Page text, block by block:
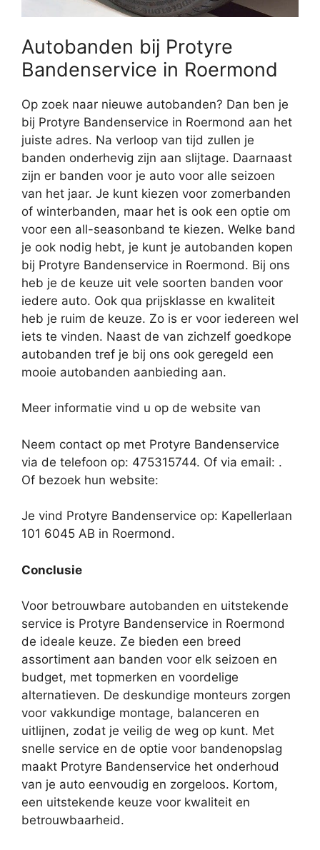
Autobanden bij Protyre
Bandenservice in Roermond
Op zoek naar nieuwe autobanden? Dan ben je
bij Protyre Bandenservice in Roermond aan het
juiste adres. Na verloop van tijd zullen je
banden onderhevig zijn aan slijtage. Daarnaast
zijn er banden voor je auto voor alle seizoen
van het jaar. Je kunt kiezen voor zomerbanden
of winterbanden, maar het is ook een optie om
voor een all-seasonband te kiezen. Welke band
je ook nodig hebt, je kunt je autobanden kopen
bij Protyre Bandenservice in Roermond. Bij ons
heb je de keuze uit vele soorten banden voor
iedere auto. Ook qua prijsklasse en kwaliteit
heb je ruim de keuze. Zo is er voor iedereen wel
iets te vinden. Naast de van zichzelf goedkope
autobanden tref je bij ons ook geregeld een
mooie autobanden aanbieding aan.
Meer informatie vind u op de website van
Neem contact op met Protyre Bandenservice
via de telefoon op: 475315744. Of via email: .
Of bezoek hun website:
Je vind Protyre Bandenservice op: Kapellerlaan
101 6045 AB in Roermond.
Conclusie
Voor betrouwbare autobanden en uitstekende
service is Protyre Bandenservice in Roermond
de ideale keuze. Ze bieden een breed
assortiment aan banden voor elk seizoen en
budget, met topmerken en voordelige
alternatieven. De deskundige monteurs zorgen
voor vakkundige montage, balanceren en
uitlijnen, zodat je veilig de weg op kunt. Met
snelle service en de optie voor bandenopslag
maakt Protyre Bandenservice het onderhoud
van je auto eenvoudig en zorgeloos. Kortom,
een uitstekende keuze voor kwaliteit en
betrouwbaarheid.